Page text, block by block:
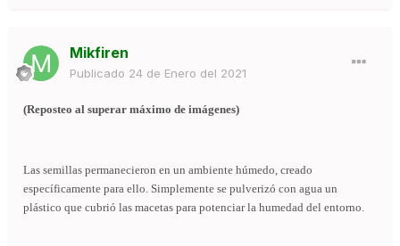
Mikfiren
Publicado 24 de Enero del 2021
(Reposteo al superar máximo de imágenes)
Las semillas permanecieron en un ambiente húmedo, creado
específicamente para ello. Simplemente se pulverizó con agua un
plástico que cubrió las macetas para potenciar la humedad del entorno.